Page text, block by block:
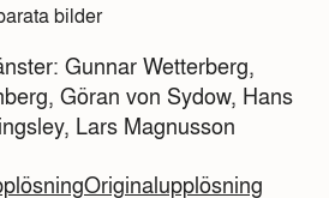
bilder
Gunnar Wetterberg,
Göran von Sydow, Hans
Lars Magnusson
Originalupplösning